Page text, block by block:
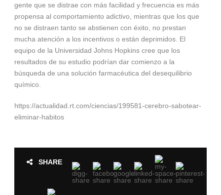
gente que se distrae con más facilidad y frecuencia es más
propensa al comportamiento adictivo, mientras que los que
no se distraen tanto se abstienen con éxito, no prestan
mucha atención a los incentivos o están deprimidos. El
equipo de la Universidad Johns Hopkins cree que los
resultados de su estudio podrían dar comienzo a la
búsqueda de una solución farmacéutica del desequilibrio
químico.
https://actualidad.rt.com/ciencias/199581-cerebro-sabotear-
eliminar-habitos
SHARE